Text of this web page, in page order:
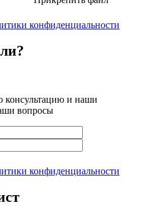
конфиденциальности
консультацию и наши
вопросы
конфиденциальности